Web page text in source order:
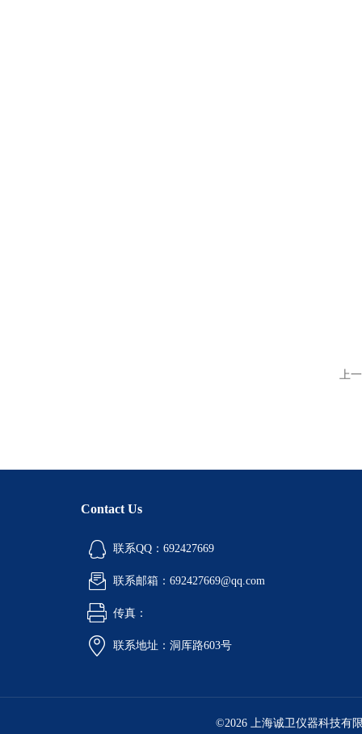
上
Contact Us
联系QQ：692427669
联系邮箱：692427669@qq.com
传真：
联系地址：洞厍路603号
©2026 上海诚卫仪器科技有